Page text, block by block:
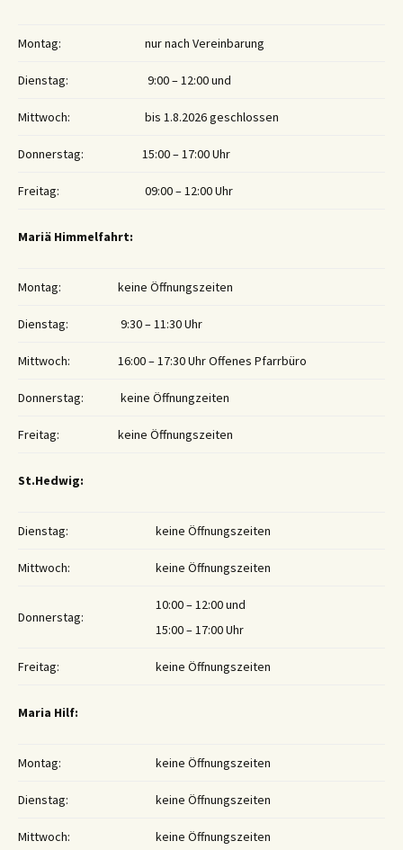
Montag: nur nach Vereinbarung
Dienstag: 9:00 – 12:00 und
Mittwoch: bis 1.8.2026 geschlossen
Donnerstag: 15:00 – 17:00 Uhr
Freitag: 09:00 – 12:00 Uhr
Mariä Himmelfahrt:
Montag: keine Öffnungszeiten
Dienstag: 9:30 – 11:30 Uhr
Mittwoch: 16:00 – 17:30 Uhr Offenes Pfarrbüro
Donnerstag: keine Öffnungzeiten
Freitag: keine Öffnungszeiten
St.Hedwig:
Dienstag: keine Öffnungszeiten
Mittwoch: keine Öffnungszeiten
Donnerstag:
10:00 – 12:00 und
15:00 – 17:00 Uhr
Freitag: keine Öffnungszeiten
Maria Hilf:
Montag: keine Öffnungszeiten
Dienstag: keine Öffnungszeiten
Mittwoch: keine Öffnungszeiten